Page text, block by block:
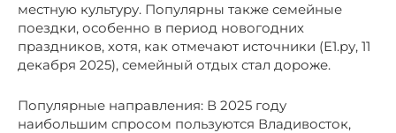
местную культуру. Популярны также семейные
поездки, особенно в период новогодних
праздников, хотя, как отмечают источники (Е1.ру, 11
декабря 2025), семейный отдых стал дороже.
Популярные направления: В 2025 году
наибольшим спросом пользуются Владивосток,